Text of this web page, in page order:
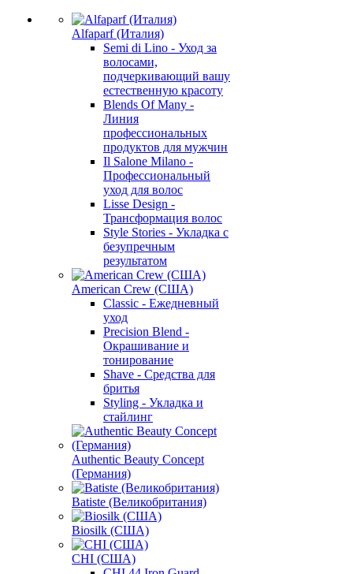
Alfaparf (Италия)
Semi di Lino - Уход за
волосами,
подчеркивающий вашу
естественную красоту
Blends Of Many -
Линия
профессиональных
продуктов для мужчин
Il Salone Milano -
Профессиональный
уход для волос
Lisse Design -
Трансформация волос
Style Stories - Укладка с
безупречным
результатом
American Crew (США)
Classic - Ежедневный
уход
Precision Blend -
Окрашивание и
тонирование
Shave - Средства для
бритья
Styling - Укладка и
стайлинг
Authentic Beauty Concept
(Германия)
Batiste (Великобритания)
Biosilk (США)
CHI (США)